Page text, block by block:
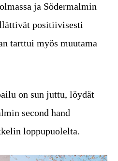
ja Södermalmin
positiivisesti
tarttui myös muutama
on sun juttu, löydät
second hand
loppupuolelta.